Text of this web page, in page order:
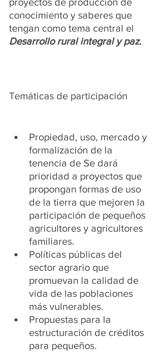
conocimiento y saberes que
tengan como tema central el
Desarrollo rural integral y paz.
Temáticas de participación
Propiedad, uso, mercado y
formalización de la
tenencia de Se dará
prioridad a proyectos que
propongan formas de uso
de la tierra que mejoren la
participación de pequeños
agricultores y agricultores
familiares.
Políticas públicas del
sector agrario que
promuevan la calidad de
vida de las poblaciones
más vulnerables.
Propuestas para la
estructuración de créditos
para pequeños.